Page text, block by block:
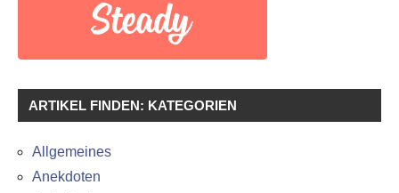
ARTIKEL FINDEN: KATEGORIEN
Allgemeines
Anekdoten